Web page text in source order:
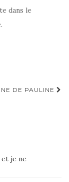
dans le
DE PAULINE
je ne